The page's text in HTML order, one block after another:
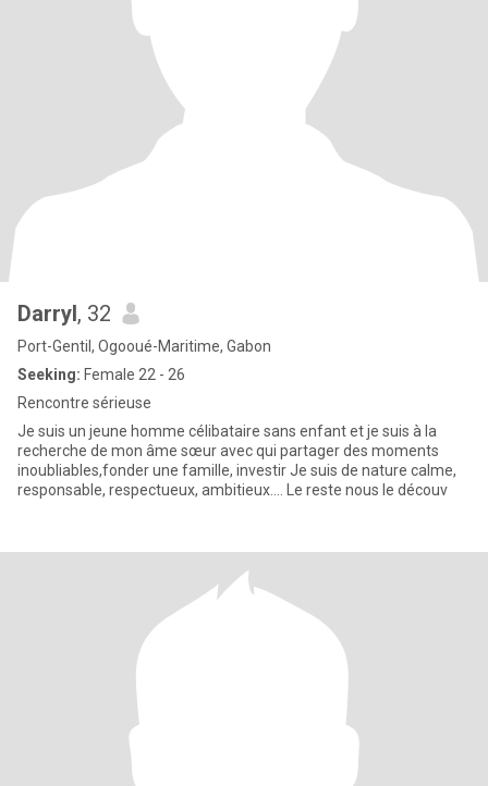
Darryl, 32
Port-Gentil, Ogooué-Maritime, Gabon
Seeking: Female 22 - 26
Rencontre sérieuse
Je suis un jeune homme célibataire sans enfant et je suis à la
recherche de mon âme sœur avec qui partager des moments
inoubliables,fonder une famille, investir Je suis de nature calme,
responsable, respectueux, ambitieux.... Le reste nous le découv